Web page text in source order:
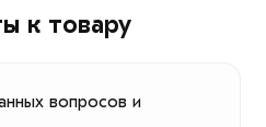
к товару
вопросов и